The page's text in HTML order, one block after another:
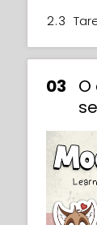
2.3
03